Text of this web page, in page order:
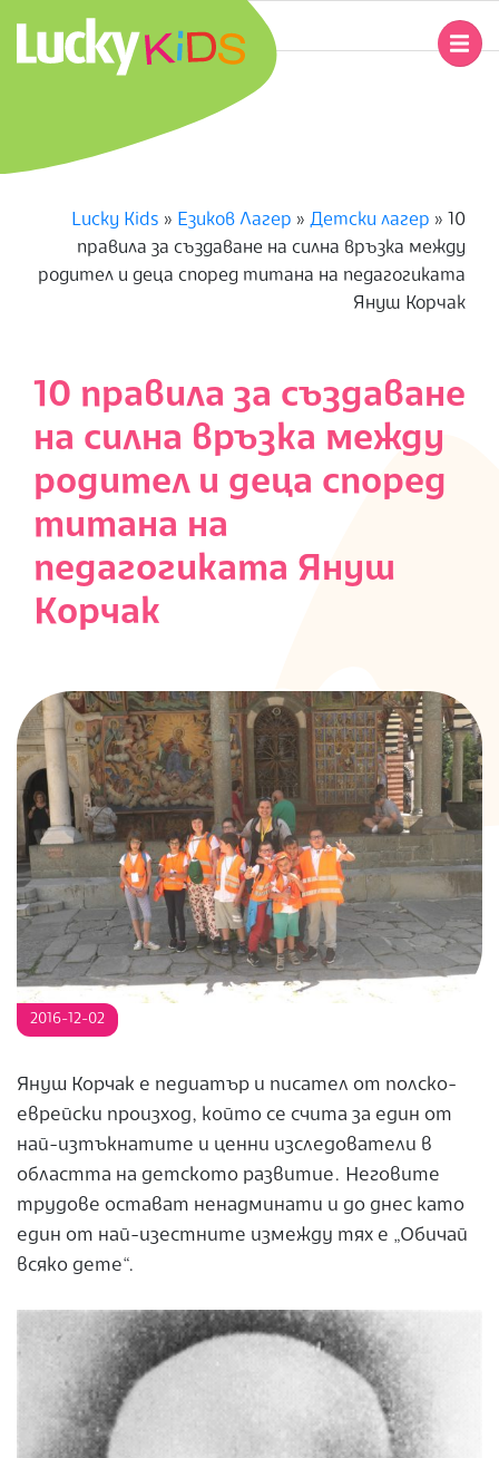
content
U
K
K
D
S
Lucky Kids » Езиков Лагер » Детски лагер » 10
правила за създаване на силна връзка между
родител и деца според титана на педагогиката
Януш Корчак
10 правила за създаване
на силна връзка между
родител и деца според
титана на
педагогиката Януш
Корчак
2016-12-02
Януш Корчак е педиатър и писател от полско-
еврейски произход, който се счита за един от
най-изтъкнатите и ценни изследователи в
областта на детското развитие. Неговите
трудове остават ненадминати и до днес като
един от най-изестните измежду тях е „Обичай
всяко дете“.